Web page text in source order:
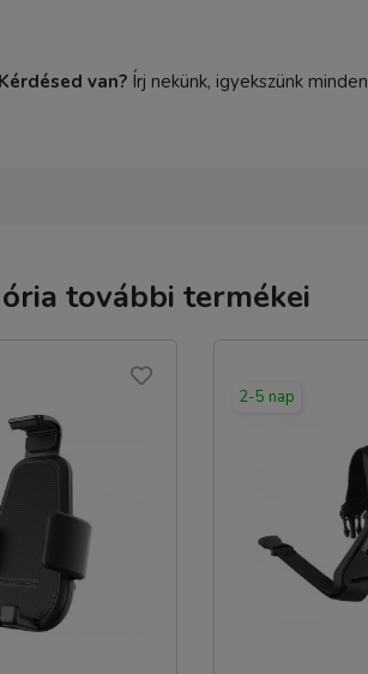
Kérdésed van? Írj nekünk, igyekszünk
további termékei
2-5 nap